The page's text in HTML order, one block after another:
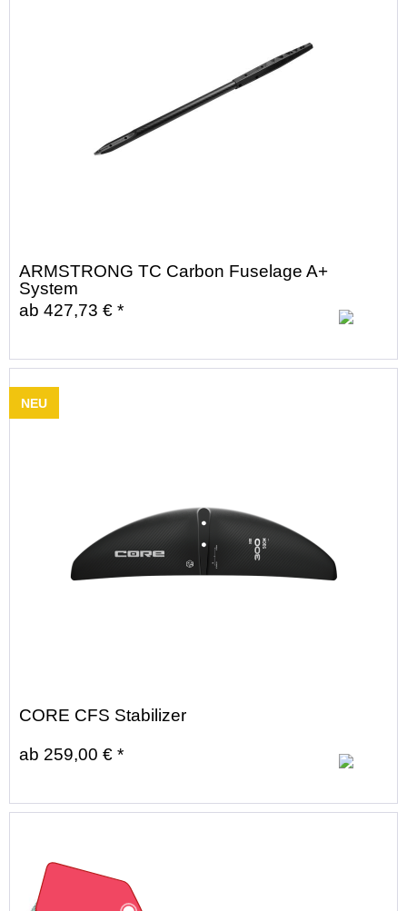
ARMSTRONG TC Carbon Fuselage A+
System
ab 427,73 € *
NEU
CORE CFS Stabilizer
ab 259,00 € *